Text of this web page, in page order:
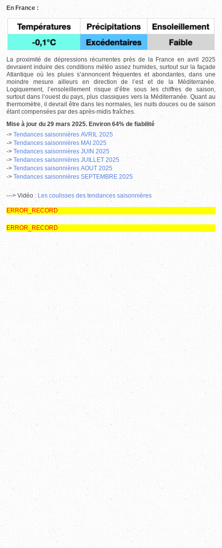
En France :
La proximité de dépressions récurrentes près de la France en avril 2025
devraient induire des conditions météo assez humides, surtout sur la façade
Atlantique où les pluies s’annoncent fréquentes et abondantes, dans une
moindre mesure ailleurs en direction de l’est et de la Méditerranée.
Logiquement, l’ensoleillement risque d’être sous les chiffres de saison,
surtout dans l’ouest du pays, plus classiques vers la Méditerranée. Quant au
thermomètre, il devrait être dans les normales, les nuits douces ou de saison
étant compensées par des après-midis fraîches.
Mise à jour du 29 mars 2025. Environ 64% de fiabilité
->Tendances saisonnières AVRIL 2025
->Tendances saisonnières MAI 2025
->Tendances saisonnières JUIN 2025
->Tendances saisonnières JUILLET 2025
->Tendances saisonnières AOUT 2025
->Tendances saisonnières SEPTEMBRE 2025
---> Vidéo : Les coulisses des tendances saisonnières
ERROR_RECORD
ERROR_RECORD